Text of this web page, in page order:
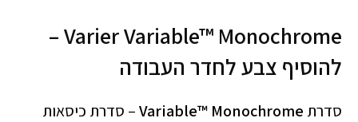
Varier Variable™ Monochrome –
להוסיף צבע לחדר העבודה
סדרת Variable™ Monochrome– סדרת כיסאות